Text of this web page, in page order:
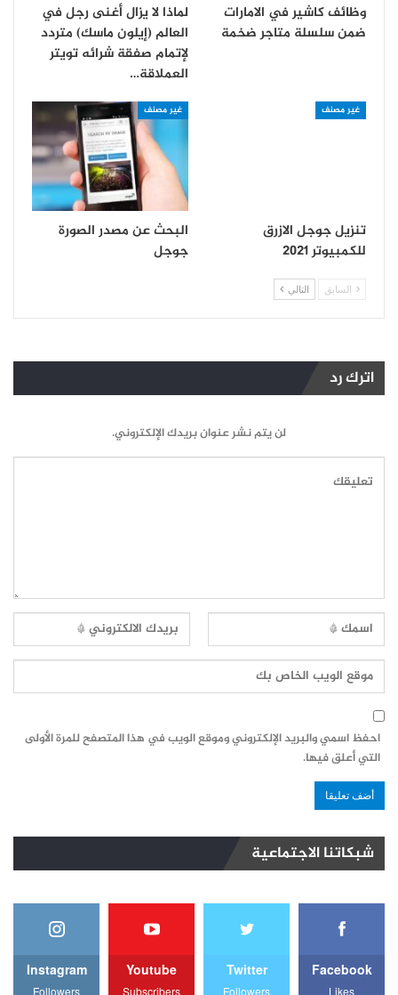
وظائف كاشير في الامارات
ضمن سلسلة متاجر ضخمة
لماذا لا يزال أغنى رجل في
العالم (إيلون ماسك) متردد
لإتمام صفقة شرائه تويتر
العملاقة…
غير مصنف
تنزيل جوجل الازرق
للكمبيوتر 2021
غير مصنف
البحث عن مصدر الصورة
جوجل
السابق التالي
اترك رد
لن يتم نشر عنوان بريدك الإلكتروني.
احفظ اسمي والبريد الإلكتروني وموقع الويب في هذا المتصفح للمرة الأولى
التي أعلق فيها.
شبكاتنا الاجتماعية
Facebook
Likes
Twitter
Followers
Youtube
Subscribers
Instagram
Followers